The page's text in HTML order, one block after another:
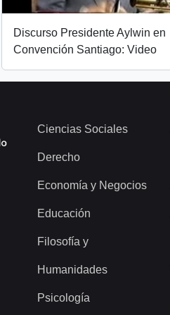
Discurso Presidente Aylwin en
Convención Santiago: Video
Ciencias Sociales
Derecho
Economía y Negocios
Educación
Filosofía y
Humanidades
Psicología